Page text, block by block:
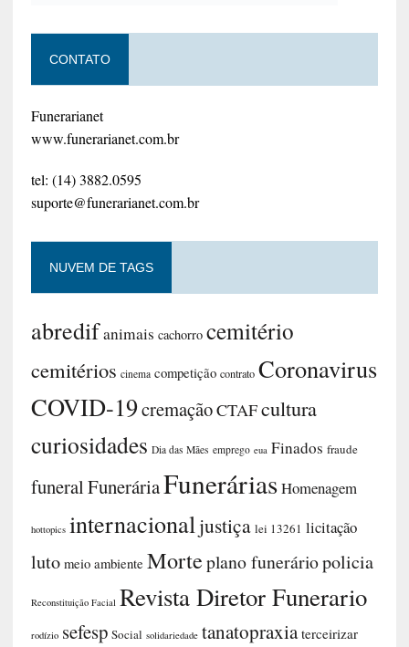
CONTATO
Funerarianet
www.funerarianet.com.br
tel: (14) 3882.0595
suporte@funerarianet.com.br
NUVEM DE TAGS
abredifanimais cachorro cemitério
cemitérios cinema competição contrato Coronavirus
COVID-19cremaçãoCTAFcultura
curiosidades Dia das Mães emprego eua Finados fraude
funeralFuneráriaFuneráriasHomenagem
hottopics internacional justiça lei 13261 licitação
luto meio ambiente Morteplano funeráriopolicia
Reconstituição Facial Revista Diretor Funerario
rodízio sefesp Social solidariedade tanatopraxia terceirizar